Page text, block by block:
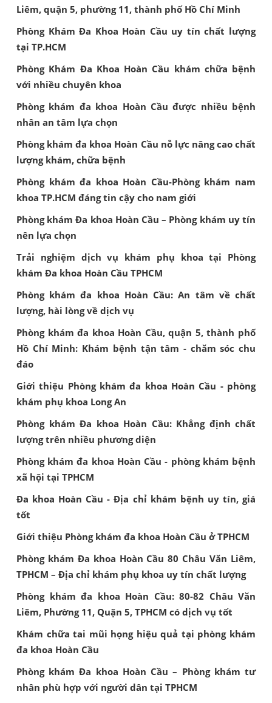
Liêm, quận 5, phường 11, thành phố Hồ Chí Minh
Phòng Khám Đa Khoa Hoàn Cầu uy tín chất lượng
tại TP.HCM
Phòng Khám Đa Khoa Hoàn Cầu khám chữa bệnh
với nhiều chuyên khoa
Phòng khám đa khoa Hoàn Cầu được nhiều bệnh
nhân an tâm lựa chọn
Phòng khám đa khoa Hoàn Cầu nỗ lực nâng cao chất
lượng khám, chữa bệnh
Phòng khám đa khoa Hoàn Cầu-Phòng khám nam
khoa TP.HCM đáng tin cậy cho nam giới
Phòng khám Đa khoa Hoàn Cầu – Phòng khám uy tín
nên lựa chọn
Trải nghiệm dịch vụ khám phụ khoa tại Phòng
khám Đa khoa Hoàn Cầu TPHCM
Phòng khám đa khoa Hoàn Cầu: An tâm về chất
lượng, hài lòng về dịch vụ
Phòng khám đa khoa Hoàn Cầu, quận 5, thành phố
Hồ Chí Minh: Khám bệnh tận tâm - chăm sóc chu
đáo
Giới thiệu Phòng khám đa khoa Hoàn Cầu - phòng
khám phụ khoa Long An
Phòng khám Đa khoa Hoàn Cầu: Khẳng định chất
lượng trên nhiều phương diện
Phòng khám đa khoa Hoàn Cầu - phòng khám bệnh
xã hội tại TPHCM
Đa khoa Hoàn Cầu - Địa chỉ khám bệnh uy tín, giá
tốt
Giới thiệu Phòng khám đa khoa Hoàn Cầu ở TPHCM
Phòng khám Đa khoa Hoàn Cầu 80 Châu Văn Liêm,
TPHCM – Địa chỉ khám phụ khoa uy tín chất lượng
Phòng khám đa khoa Hoàn Cầu: 80-82 Châu Văn
Liêm, Phường 11, Quận 5, TPHCM có dịch vụ tốt
Khám chữa tai mũi họng hiệu quả tại phòng khám
đa khoa Hoàn Cầu
Phòng khám Đa khoa Hoàn Cầu – Phòng khám tư
nhân phù hợp với người dân tại TPHCM